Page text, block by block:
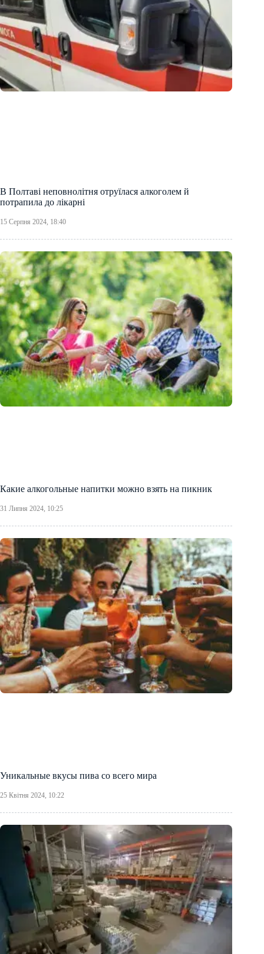
В Полтаві неповнолітня отруїлася алкоголем й
потрапила до лікарні
15 Серпня 2024, 18:40
Какие алкогольные напитки можно взять на пикник
31 Липня 2024, 10:25
Уникальные вкусы пива со всего мира
25 Квітня 2024, 10:22